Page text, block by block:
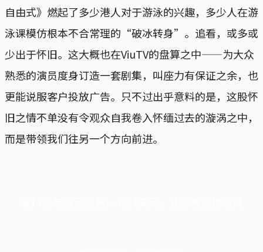
自由式》燃起了多少港人对于游泳的兴趣，多少人在游
泳课模仿根本不合常理的“破冰转身”。追看，或多或
少出于怀旧。这大概也在ViuTV的盘算之中——为大众
熟悉的演员度身订造一套剧集，叫座力有保证之余，也
更能说服客户投放广告。只不过出乎意料的是，这股怀
旧之情不单没有令观众自我卷入怀缅过去的漩涡之中，
而是带领我们往另一个方向前进。